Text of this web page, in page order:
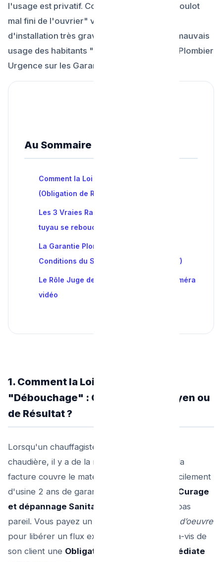
l'usage est privatif. Comment séparer un "Boulot
mal fini de l'ouvrier" versus un "Défaut
d'installation très grave de votre égout ou mauvais
usage des habitants " ? Voici le guide légal Plombier
Urgence sur les Garanties SAV .
Au Sommaire de l'article
Comment la Loi définit le "Débouchage"
(Obligation de Résultat)
Les 3 Vraies Raisons pour lesquelles un
tuyau se rebouche après le plombier
La Garantie Plombier Urgence : Les
Conditions du Service Après Vente (SAV)
Le Rôle Juge de paix de l'Inspection Caméra
vidéo
1. Comment la Loi définit le
"Débouchage" : Obligation de Moyen ou
de Résultat ?
Lorsqu'un chauffagiste installe une nouvelle
chaudière, il y a de la matière (un produit) : la
facture couvre le matériel et on retrouve facilement
d'usine 2 ans de garantie sur "la pièce". En
Curage
et dépannage Sanitaire Urgent
, ce n'est pas
pareil. Vous payez un
Service et de la Main d’oeuvre
pour libérer un flux existant. L'artisan a vis-à-vis de
son client une Obligation de résultat immédiate